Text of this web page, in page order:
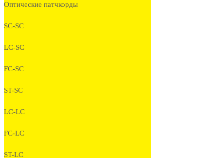
Оптические патчкорды
SC-SC
LC-SC
FC-SC
ST-SC
LC-LC
FC-LC
ST-LC